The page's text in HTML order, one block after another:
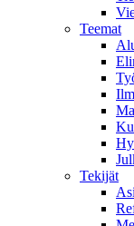
Teemat
Tekijät